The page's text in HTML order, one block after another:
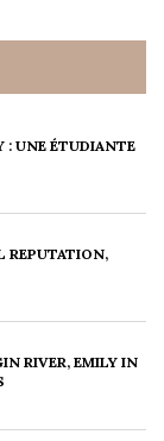
: UNE ÉTUDIANTE
REPUTATION,
RIVER, EMILY IN